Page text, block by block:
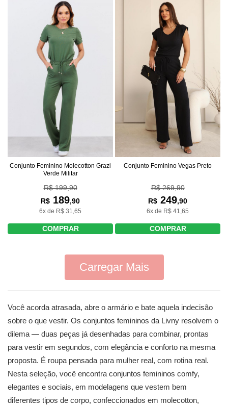
Conjunto Feminino Molecotton Grazi
Verde Militar
R$ 199,90
R$ 189,90
6x de R$ 31,65
COMPRAR
Conjunto Feminino Vegas Preto
R$ 269,90
R$ 249,90
6x de R$ 41,65
COMPRAR
Carregar Mais
Você acorda atrasada, abre o armário e bate aquela indecisão
sobre o que vestir. Os conjuntos femininos da Livny resolvem o
dilema — duas peças já desenhadas para combinar, prontas
para vestir em segundos, com elegância e conforto na mesma
proposta. É roupa pensada para mulher real, com rotina real.
Nesta seleção, você encontra conjuntos femininos comfy,
elegantes e sociais, em modelagens que vestem bem
diferentes tipos de corpo, confeccionados em molecotton,